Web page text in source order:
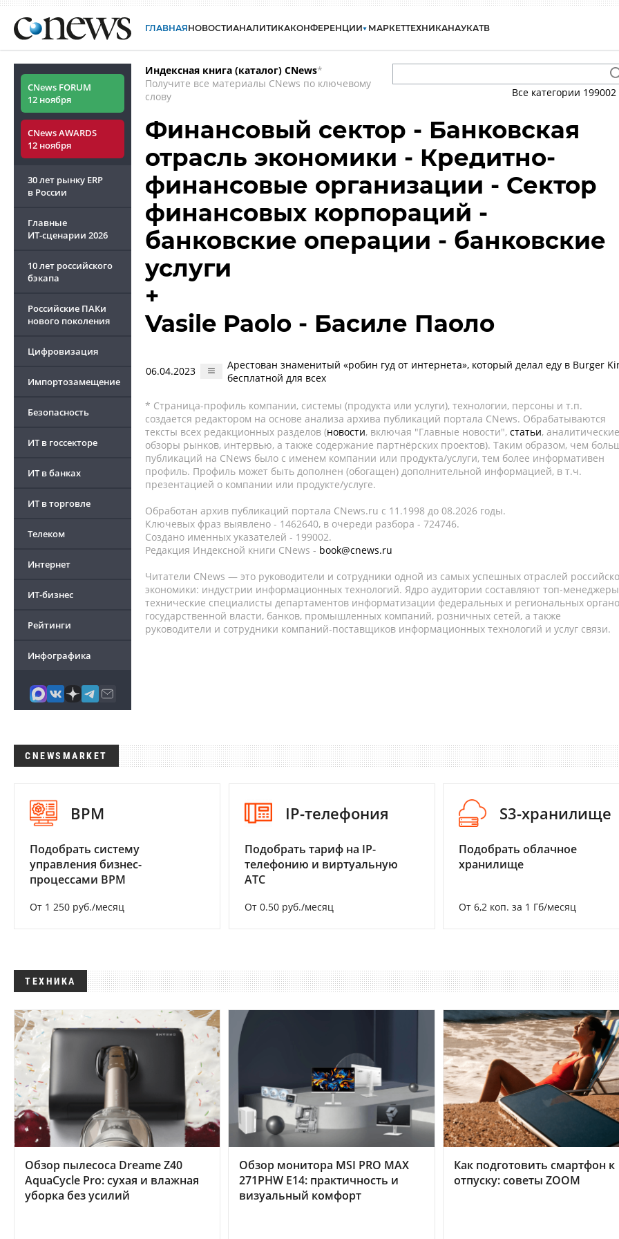
ГЛАВНАЯНОВОСТИАНАЛИТИКАКОНФЕРЕНЦИИ МАРКЕТТЕХНИКАНАУКАТВ
CNews FORUM
12 ноября
CNews AWARDS
12 ноября
30 лет рынку ERP
в России
Главные
ИТ-сценарии 2026
10 лет российского
бэкапа
Российские ПАКи
нового поколения
Цифровизация
Импортозамещение
Безопасность
ИТ в госсекторе
ИТ в банках
ИТ в торговле
Телеком
Интернет
ИТ-бизнес
Рейтинги
Инфографика
Индексная книга (каталог) CNews*
Получите все материалы CNews по ключевому
слову
Все категории 199002
Финансовый сектор - Банковская
отрасль экономики - Кредитно-
финансовые организации - Сектор
финансовых корпораций -
банковские операции - банковские
услуги
+
Vasile Paolo - Басиле Паоло
06.04.2023
Арестован знаменитый «робин гуд от интернета», который делал еду в Burger
бесплатной для всех
* Страница-профиль компании, системы (продукта или услуги), технологии, персоны и т.п.
создается редактором на основе анализа архива публикаций портала CNews. Обрабатываются
тексты всех редакционных разделов (новости, включая "Главные новости", статьи, аналитические
обзоры рынков, интервью, а также содержание партнёрских проектов). Таким образом, чем
публикаций на CNews было с именем компании или продукта/услуги, тем более информативен
профиль. Профиль может быть дополнен (обогащен) дополнительной информацией, в т.ч.
презентацией о компании или продукте/услуге.
Обработан архив публикаций портала CNews.ru c 11.1998 до 08.2026 годы.
Ключевых фраз выявлено - 1462640, в очереди разбора - 724746.
Создано именных указателей - 199002.
Редакция Индексной книги CNews - book@cnews.ru
Читатели CNews — это руководители и сотрудники одной из самых успешных отраслей
экономики: индустрии информационных технологий. Ядро аудитории составляют топ-
технические специалисты департаментов информатизации федеральных и региональных
государственной власти, банков, промышленных компаний, розничных сетей, а также
руководители и сотрудники компаний-поставщиков информационных технологий и услуг связи.
CNEWSMARKET
BPM
Подобрать систему
управления бизнес-
процессами BPM
От 1 250 руб./месяц
IP-телефония
Подобрать тариф на IP-
телефонию и виртуальную
АТС
От 0.50 руб./месяц
S3-хранилище
Подобрать облачное
хранилище
От 6,2 коп. за 1 Гб/месяц
ТЕХНИКА
Обзор пылесоса Dreame Z40
AquaCycle Pro: сухая и влажная
уборка без усилий
Обзор монитора MSI PRO MAX
271PHW E14: практичность и
визуальный комфорт
Как подготовить смартфон к
отпуску: советы ZOOM